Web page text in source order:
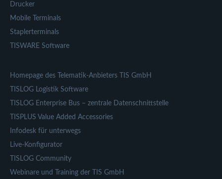
Drucker
Mobile Terminals
Staplerterminals
TISWARE Software
Homepage des Telematik-Anbieters TIS GmbH
TISLOG Logistik Software
TISLOG Enterprise Bus – zentrale Datenschnittstelle
TISPLUS Value Added Accessories
Infodesk für unterwegs
Live-Konfigurator
TISLOG Community
Webinare und Training der TIS GmbH